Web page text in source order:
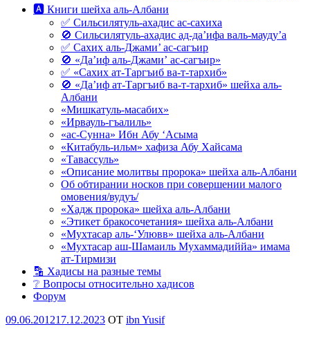
🅰 Книги шейха аль-Албани
✅ Сильсилятуль-ахадис ас-сахиха
🚫 Сильсилятуль-ахадис ад-да’ифа валь-мауду’а
✅ Сахих аль-Джами’ ас-сагъир
🚫 «Да’иф аль-Джами’ ас-сагъир»
✅ «Сахих ат-Таргъиб ва-т-тархиб»
🚫 «Да’иф ат-Таргъиб ва-т-тархиб» шейха аль-
Албани
«Мишкатуль-масабих»
«Ирвауль-гъалиль»
«ас-Сунна» Ибн Абу ‘Асыма
«Китабуль-ильм» хафиза Абу Хайсама
«Тавассуль»
«Описание молитвы пророка» шейха аль-Албани
Об обтирании носков при совершении малого
омовения/вудуъ/
«Хадж пророка» шейха аль-Албани
«Этикет бракосочетания» шейха аль-Албани
«Мухтасар аль-‘Улювв» шейха аль-Албани
«Мухтасар аш-Шамаиль Мухаммадиййа» имама
ат-Тирмизи
🔡 Хадисы на разные темы
❔ Вопросы относительно хадисов
Форум
Опубликовано
09.06.201217.12.2023 OT ibn Yusif